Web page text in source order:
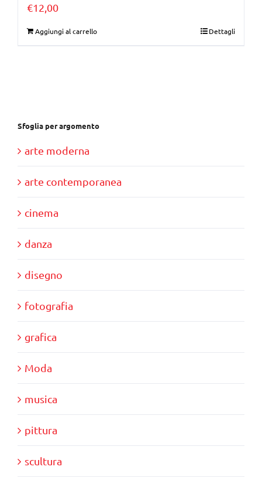
€12,00
Aggiungi al carrello Dettagli
Sfoglia per argomento
arte moderna
arte contemporanea
cinema
danza
disegno
fotografia
grafica
Moda
musica
pittura
scultura